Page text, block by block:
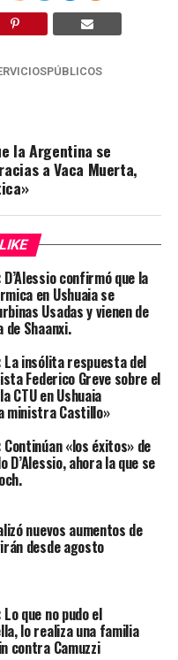
la Argentina se
a Vaca Muerta,
confirmó que la
en Ushuaia se
Usadas y vienen de
de Shaanxi.
La insólita respuesta del
Federico Greve sobre el
CTU en Ushuaia
ministra Castillo»
«los éxitos» de
D’Alessio, ahora la que se
nuevos aumentos de
desde agosto
que no pudo el
lo realiza una familia
contra Camuzzi